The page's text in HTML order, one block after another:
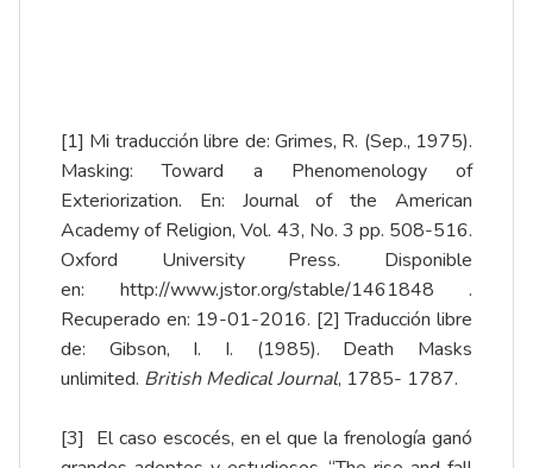
[1] Mi traducción libre de: Grimes, R. (Sep., 1975).
Masking: Toward a Phenomenology of
Exteriorization. En: Journal of the American
Academy of Religion, Vol. 43, No. 3 pp. 508-516.
Oxford University Press. Disponible
en: http://www.jstor.org/stable/1461848 .
Recuperado en: 19-01-2016. [2] Traducción libre
de: Gibson, I. I. (1985). Death Masks
unlimited. British Medical Journal, 1785- 1787.
[3] El caso escocés, en el que la frenología ganó